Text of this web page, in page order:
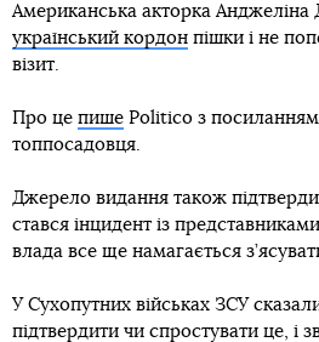
Американська акторка Анджеліна
український кордон пішки і не
візит.
Про це пише Politico з посиланням
топпосадовця.
Джерело видання також
стався інцидент із
влада все ще намагається
У Сухопутних військах ЗСУ
підтвердити чи спростувати це, і